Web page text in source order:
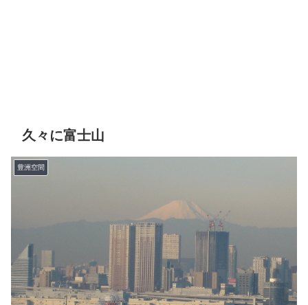
久々に富士山
豊洲空間